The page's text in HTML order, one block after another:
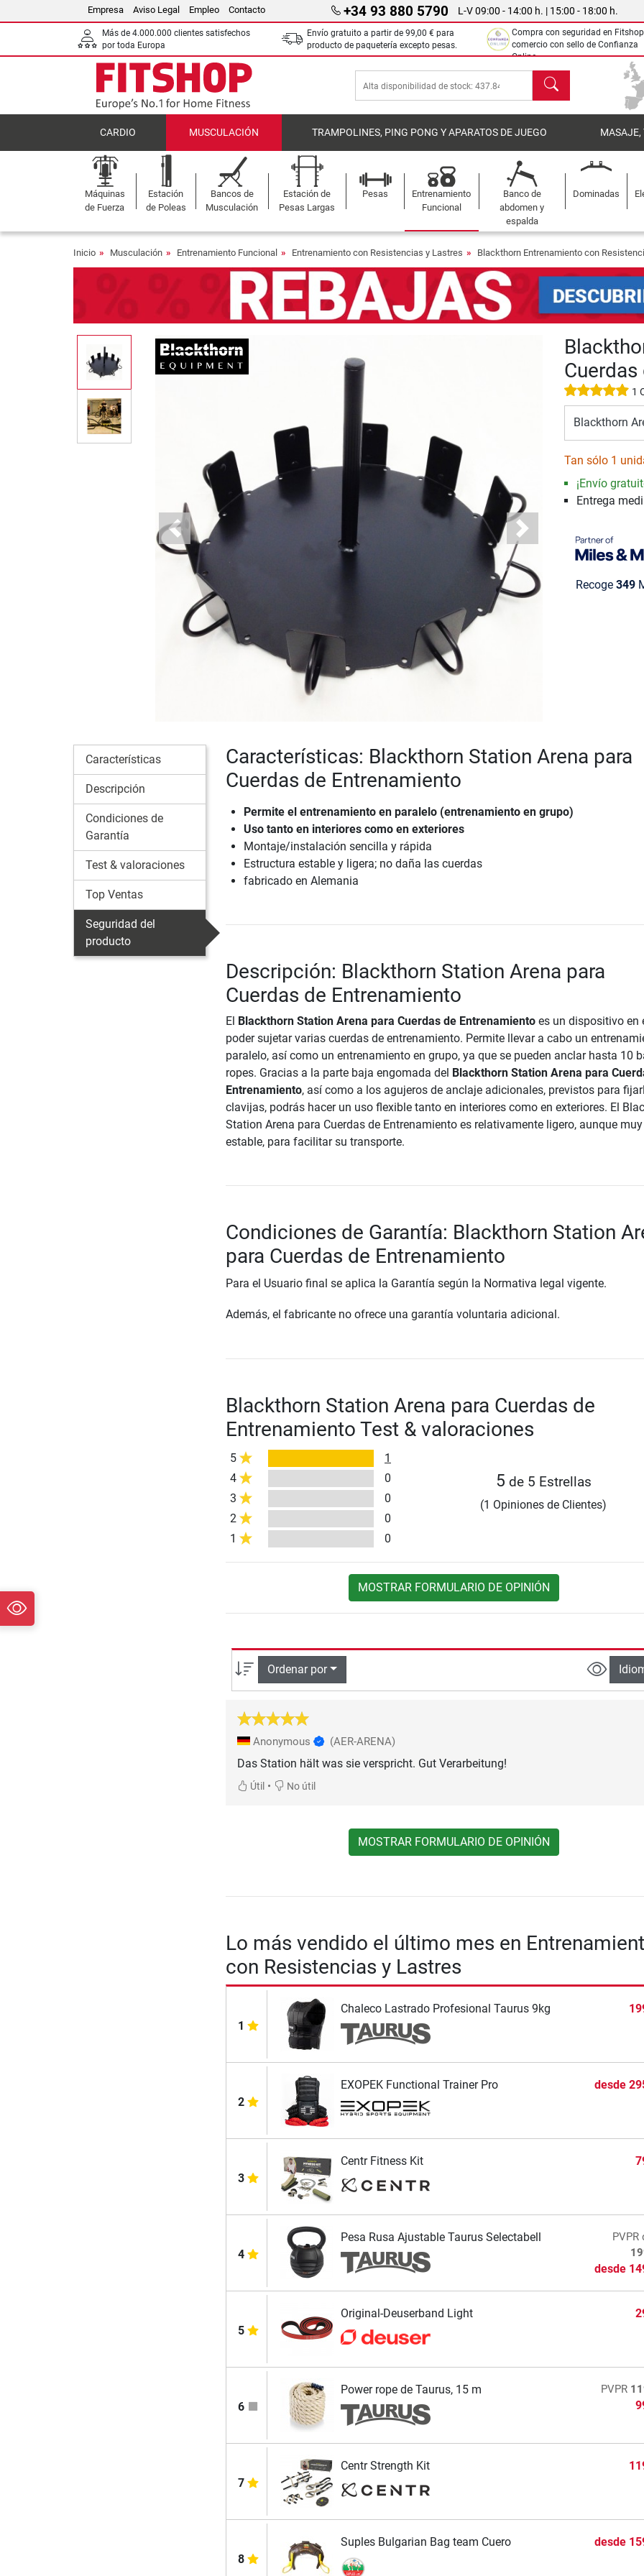
Empresa Aviso Legal Empleo Contacto +34 93 880 5790 L-V 09:00 - 14:00 h. | 15:00 - 18:00 h.
Más de 4.000.000 clientes satisfechos
por toda Europa
Envío gratuito a partir de 99,00 € para
producto de paquetería excepto pesas.
Compra con seguridad en
comercio con sello de Confianza
Online.
Buscar
CARDIO MUSCULACIÓN TRAMPOLINES, PING PONG Y APARATOS DE JUEGO MASAJE,
Máquinas
de Fuerza
Estación
de Poleas
Bancos de
Musculación
Estación de
Pesas Largas
Pesas
Entrenamiento
Funcional
Banco de
abdomen y
espalda
Dominadas
Inicio Musculación Entrenamiento Funcional Entrenamiento con Resistencias y Lastres Blackthorn Entrenamiento con
Previous Next
1
Blackthorn
Tan sólo 1
¡Envío
Entrega
Recoge 349
Características
Descripción
Condiciones de
Garantía
Test & valoraciones
Top Ventas
Seguridad del
producto
Características: Blackthorn Station Arena para
Cuerdas de Entrenamiento
Permite el entrenamiento en paralelo (entrenamiento en grupo)
Uso tanto en interiores como en exteriores
Montaje/instalación sencilla y rápida
Estructura estable y ligera; no daña las cuerdas
fabricado en Alemania
Descripción: Blackthorn Station Arena para
Cuerdas de Entrenamiento
El Blackthorn Station Arena para Cuerdas de Entrenamientoes un dispositivo en
poder sujetar varias cuerdas de entrenamiento. Permite llevar a cabo un
paralelo, así como un entrenamiento en grupo, ya que se pueden anclar hasta 10
ropes. Gracias a la parte baja engomada del Blackthorn Station Arena para
Entrenamiento, así como a los agujeros de anclaje adicionales, previstos para
clavijas, podrás hacer un uso flexible tanto en interiores como en exteriores. El
Station Arena para Cuerdas de Entrenamiento es relativamente ligero, aunque muy
estable, para facilitar su transporte.
Condiciones de Garantía: Blackthorn Station
para Cuerdas de Entrenamiento
Para el Usuario final se aplica la Garantía según la Normativa legal vigente.
Además, el fabricante no ofrece una garantía voluntaria adicional.
Blackthorn Station Arena para Cuerdas de
Entrenamiento Test & valoraciones
5
1
4
0
3
0
2
0
1
0
5 de 5 Estrellas
(1 Opiniones de Clientes)
MOSTRAR FORMULARIO DE OPINIÓN
Ordenar por
Anonymous (AER-ARENA)
Das Station hält was sie verspricht. Gut Verarbeitung!
Útil• No útil
MOSTRAR FORMULARIO DE OPINIÓN
Lo más vendido el último mes en
con Resistencias y Lastres
1
Chaleco Lastrado Profesional Taurus 9kg
2
EXOPEK Functional Trainer Pro desde
3
Centr Fitness Kit
4
Pesa Rusa Ajustable Taurus Selectabell PVPR
desde
5
Original-Deuserband Light
6
Power rope de Taurus, 15 m PVPR
7
Centr Strength Kit
8
Suples Bulgarian Bag team Cuero desde